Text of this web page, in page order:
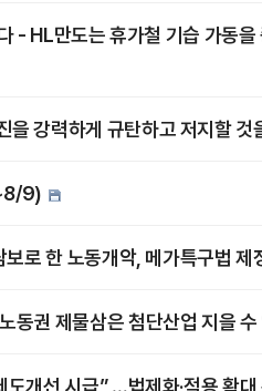
- HL만도는 휴가철 기습 가동
을 강력하게 규탄하고 저지할 것
9)
로 한 노동개악, 메가특구법 제
동권 제물삼은 첨단산업 지을 수
개선 시급” …법제화·적용 확대